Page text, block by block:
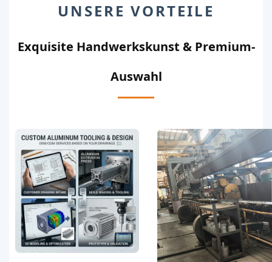
UNSERE VORTEILE
Exquisite Handwerkskunst & Premium-
Auswahl